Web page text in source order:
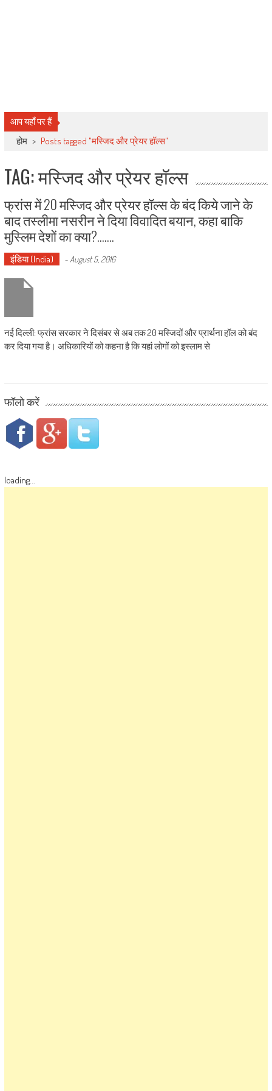
आप यहाँ पर हैं
होम > Posts tagged "मस्जिद और प्रेयर हॉल्स"
TAG: मस्जिद और प्रेयर हॉल्स
फ्रांस में 20 मस्जिद और प्रेयर हॉल्स के बंद किये जाने के
बाद तस्लीमा नसरीन ने दिया विवादित बयान, कहा बाकि
मुस्लिम देशों का क्या?…….
इंडिया (India) - August 5, 2016
नई दिल्ली: फ्रांस सरकार ने दिसंबर से अब तक 20 मस्जिदों और प्रार्थना हॉल को बंद
कर दिया गया है। अधिकारियों को कहना है कि यहां लोगों को इस्लाम से
फॉलो करें
loading...